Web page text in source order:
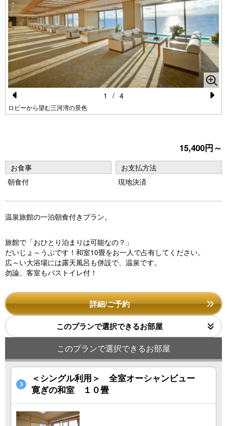
Pr
u
s
ロビーから望む三河湾の景色
1 / 4
15,400円～
お食事
朝食付
お支払方法
現地決済
温泉旅館の一泊朝食付きプラン。
旅館で「おひとり泊まりは可能なの？」
だいじょ～うぶです！和室10畳をお一人で占有してください。
広～い大浴場には露天風呂も併設で、温泉です。
勿論、客室もバストイレ付！
詳細/ご予約
このプランで選択できるお部屋
このプランで選択できるお部屋
＜シングル利用＞ 全室オーシャンビュー
寛ぎの和室 １０畳